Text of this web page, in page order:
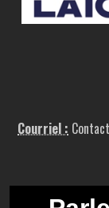
Courriel :